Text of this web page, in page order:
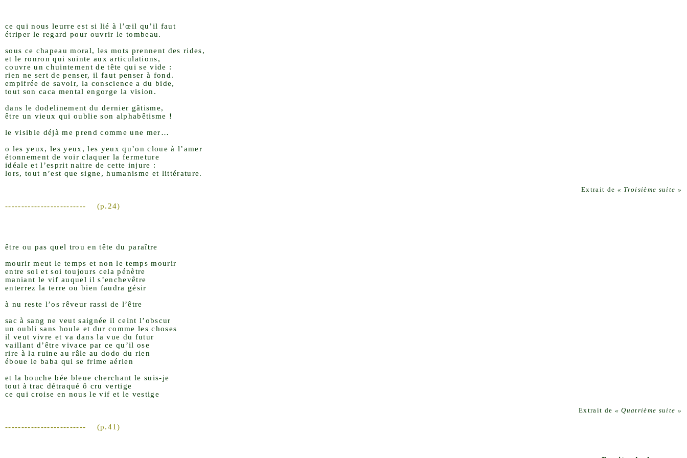
ce qui nous leurre est si lié à l’œil qu’il faut
étriper le regard pour ouvrir le tombeau.
sous ce chapeau moral, les mots prennent des rides,
et le ronron qui suinte aux articulations,
couvre un chuintement de tête qui se vide :
rien ne sert de penser, il faut penser à fond.
empifrée de savoir, la conscience a du bide,
tout son caca mental engorge la vision.
dans le dodelinement du dernier gâtisme,
être un vieux qui oublie son alphabêtisme !
le visible déjà me prend comme une mer…
o les yeux, les yeux, les yeux qu’on cloue à l’amer
étonnement de voir claquer la fermeture
idéale et l’esprit naitre de cette injure :
lors, tout n’est que signe, humanisme et littérature.
Extrait de « Troisième suite »
------------------------- (p.24)
être ou pas quel trou en tête du paraître
mourir meut le temps et non le temps mourir
entre soi et soi toujours cela pénètre
maniant le vif auquel il s’enchevêtre
enterrez la terre ou bien faudra gésir
à nu reste l’os rêveur rassi de l’être
sac à sang ne veut saignée il ceint l’obscur
un oubli sans houle et dur comme les choses
il veut vivre et va dans la vue du futur
vaillant d’être vivace par ce qu’il ose
rire à la ruine au râle au dodo du rien
éboue le baba qui se frime aérien
et la bouche bée bleue cherchant le suis-je
tout à trac détraqué ô cru vertige
ce qui croise en nous le vif et le vestige
Extrait de « Quatrième suite »
------------------------- (p.41)